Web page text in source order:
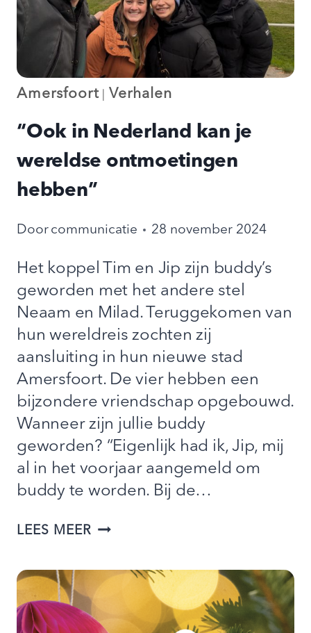
JENNIE,
RENÉ
EN
CAS
Amersfoort| Verhalen
“Ook in Nederland kan je
wereldse ontmoetingen
hebben”
Door communicatie 28 november 2024
Het koppel Tim en Jip zijn buddy’s
geworden met het andere stel
Neaam en Milad. Teruggekomen van
hun wereldreis zochten zij
aansluiting in hun nieuwe stad
Amersfoort. De vier hebben een
bijzondere vriendschap opgebouwd.
Wanneer zijn jullie buddy
geworden? “Eigenlijk had ik, Jip, mij
al in het voorjaar aangemeld om
buddy te worden. Bij de…
LEES MEER“OOK
NEDERLAND
KAN
JE